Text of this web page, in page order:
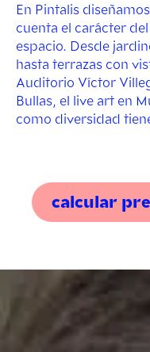
En Pintalis
cuenta el carácter
espacio. Desde
hasta terrazas con
Auditorio Víctor
Bullas, el live art en
como diversidad
calcular